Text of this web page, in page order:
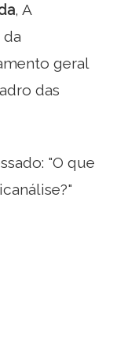
, A
geral
das
"O que